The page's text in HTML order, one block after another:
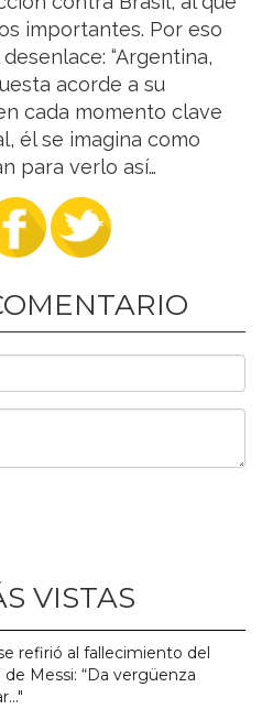
importantes. Por eso
“Argentina,
acorde a su
cada momento clave
él se imagina como
para verlo así…
VISTAS
refirió al fallecimiento del
de Messi: “Da vergüenza